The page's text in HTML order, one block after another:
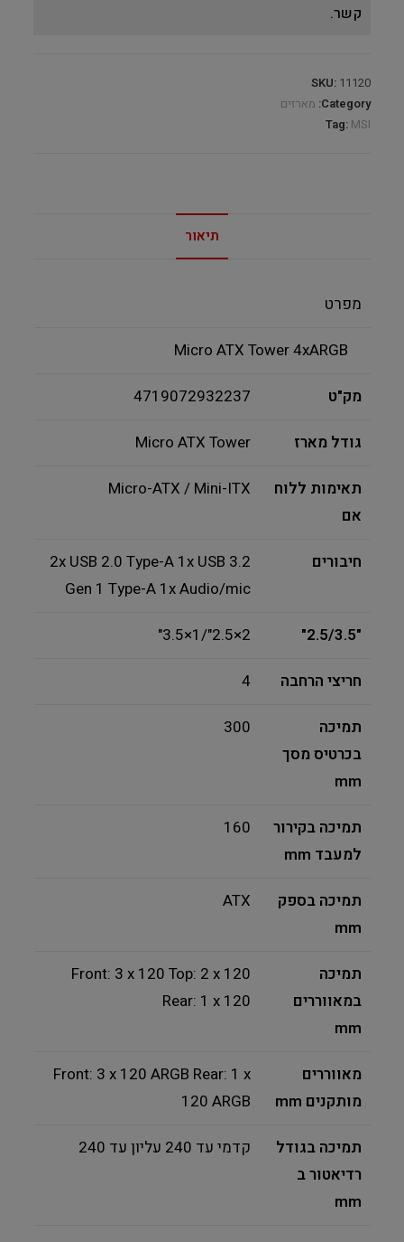
קשר.
SKU: 11120
Category: מארזים
Tag: MSI
תיאור
מפרט
Micro ATX Tower 4xARGB
מק"ט 4719072932237
גודל מארז Micro ATX Tower
תאימות ללוח
אם
Micro-ATX / Mini-ITX
חיבורים
2x USB 2.0 Type-A 1x USB 3.2
Gen 1 Type-A 1x Audio/mic
"2.5/3.5"
2×2.5"/1×3.5"
חריצי הרחבה 4
תמיכה
בכרטיס מסך
mm
300
תמיכה בקירור
למעבד mm
160
תמיכה בספק
mm
ATX
תמיכה
במאווררים
mm
Front: 3 x 120 Top: 2 x 120
Rear: 1 x 120
מאווררים
מותקנים mm
Front: 3 x 120 ARGB Rear: 1 x
120 ARGB
תמיכה בגודל
רדיאטור ב
mm
קדמי עד 240 עליון עד 240